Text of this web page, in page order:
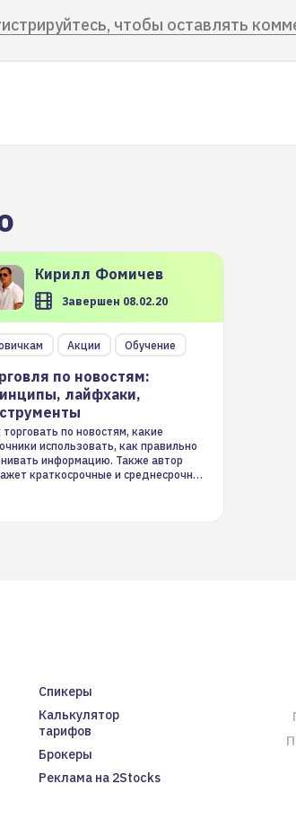
чтобы оставлять
Кирилл Фомичев
Завершен 08.02.20
Акции Обучение
по новостям:
лайфхаки,
торговать по новостям, какие
использовать, как правильно
информацию. Также автор
краткосрочные и среднесрочные
Спикеры
Калькулятор
тарифов
Брокеры
Реклама на 2Stocks